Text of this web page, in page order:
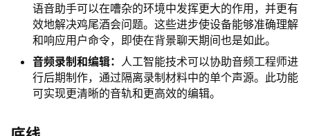
语音助手可以在嘈杂的环境中发挥更大的作用，并更有
效地解决鸡尾酒会问题。这些进步使设备能够准确理解
和响应用户命令，即使在背景聊天期间也是如此。
音频录制和编辑： 人工智能技术可以协助音频工程师进
行后期制作，通过隔离录制材料中的单个声源。此功能
可实现更清晰的音轨和更高效的编辑。